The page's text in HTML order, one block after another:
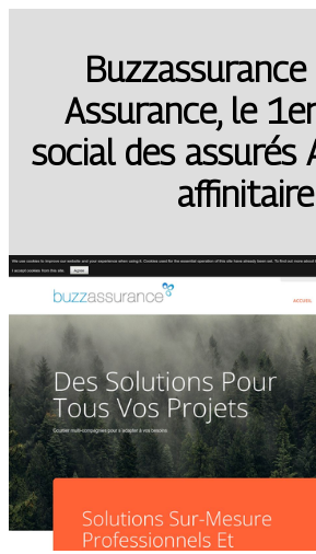
Assurance, le
social des assurés
affinitaire